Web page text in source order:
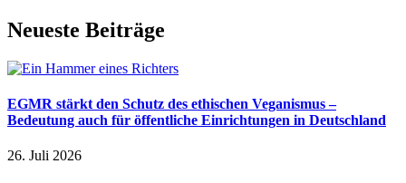
Neueste Beiträge
EGMR stärkt den Schutz des ethischen Veganismus –
Bedeutung auch für öffentliche Einrichtungen in Deutschland
26. Juli 2026